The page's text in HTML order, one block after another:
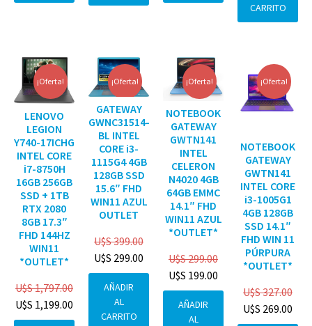
CARRITO
¡Oferta!
LENOVO
LEGION
Y740-17ICHG
INTEL CORE
i7-8750H
16GB 256GB
SSD + 1TB
RTX 2080
8GB 17.3″
FHD 144HZ
WIN11
*OUTLET*
U$S1,797.00
U$S 1,199.00
¡Oferta!
GATEWAY
GWNC31514-
BL INTEL
CORE i3-
1115G4 4GB
128GB SSD
15.6″ FHD
WIN11 AZUL
OUTLET
U$S399.00
U$S 299.00
AÑADIR
AL
CARRITO
¡Oferta!
NOTEBOOK
GATEWAY
GWTN141
INTEL
CELERON
N4020 4GB
64GB EMMC
14.1″ FHD
WIN11 AZUL
*OUTLET*
U$S299.00
U$S 199.00
AÑADIR
AL
¡Oferta!
NOTEBOOK
GATEWAY
GWTN141
INTEL CORE
i3-1005G1
4GB 128GB
SSD 14.1″
FHD WIN 11
PÚRPURA
*OUTLET*
U$S327.00
U$S 269.00